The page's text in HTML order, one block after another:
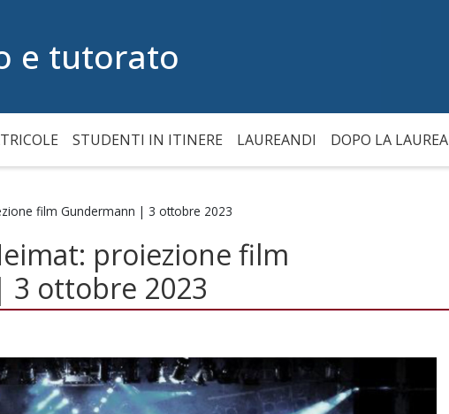
e tutorato
STUDENTI IN ITINERE LAUREANDI DOPO LA LAUREA
film Gundermann | 3 ottobre 2023
proiezione film
ottobre 2023